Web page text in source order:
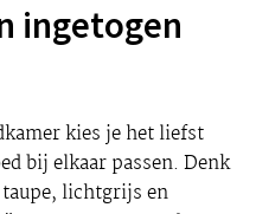
ingetogen
kies je het liefst
bij elkaar passen. Denk
taupe, lichtgrijs en